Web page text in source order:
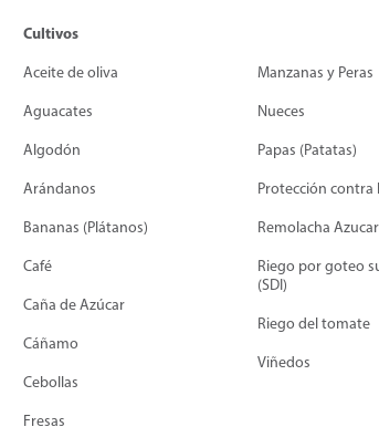
Cultivos
Aceite de oliva
Aguacates
Algodón
Arándanos
Bananas (Plátanos)
Café
Caña de Azúcar
Cáñamo
Cebollas
Fresas
Manzanas y Peras
Nueces
Papas (Patatas)
Protección contra
Remolacha
Riego por goteo
(SDI)
Riego del tomate
Viñedos